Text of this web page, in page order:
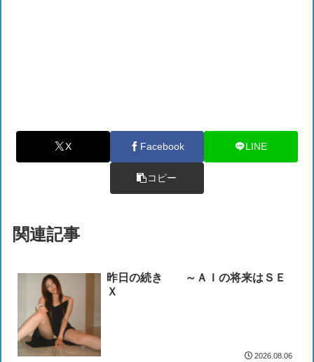
X Facebook LINE
コピー
関連記事
昨日の続き ～ＡＩの将来はＳＥ
Ｘ
2026.08.06